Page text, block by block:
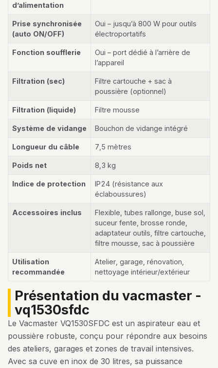
d’alimentation
Prise synchronisée
(auto ON/OFF)
Oui – jusqu’à 800 W pour outils
électroportatifs
Fonction soufflerie
Oui – port dédié à l’arrière de
l’appareil
Filtration (sec)
Filtre cartouche + sac à
poussière (optionnel)
Filtration (liquide) Filtre mousse
Système de vidange Bouchon de vidange intégré
Longueur du câble 7,5 mètres
Poids net 8,3 kg
Indice de protection
IP24 (résistance aux
éclaboussures)
Accessoires inclus
Flexible, tubes rallonge, buse sol,
suceur fente, brosse ronde,
adaptateur outils, filtre cartouche,
filtre mousse, sac à poussière
Utilisation
recommandée
Atelier, garage, rénovation,
nettoyage intérieur/extérieur
présentation du vacmaster -
vq1530sfdc
Le Vacmaster VQ1530SFDC est un aspirateur eau et
poussière robuste, conçu pour répondre aux besoins
des ateliers, garages et zones de travail intensives.
Avec sa cuve en inox de 30 litres, sa puissance